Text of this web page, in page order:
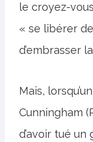
le croyez-
« se libérer
d’embrasser
Mais,
Cunningham
d’avoir tué un